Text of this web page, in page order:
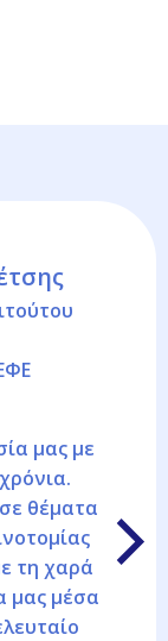
μας με
θέματα
τη χαρά
μας μέσα